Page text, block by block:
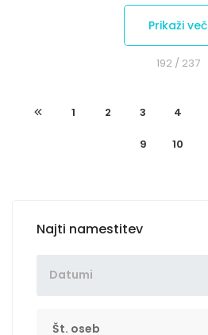
Najti namestitev
Prikaži več
192/ 237
1 2 3 4
9 10